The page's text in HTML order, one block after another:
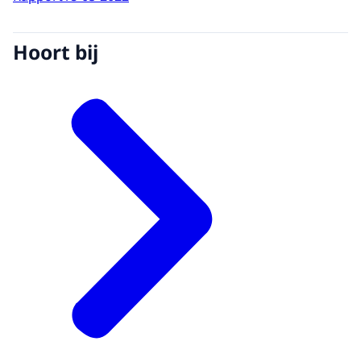
Hoort bij